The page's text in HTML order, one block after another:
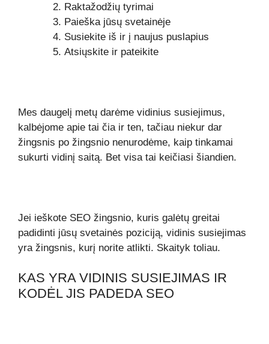
Raktažodžių tyrimai
Paieška jūsų svetainėje
Susiekite iš ir į naujus puslapius
Atsiųskite ir pateikite
Mes daugelį metų darėme vidinius susiejimus,
kalbėjome apie tai čia ir ten, tačiau niekur dar
žingsnis po žingsnio nenurodėme, kaip tinkamai
sukurti vidinį saitą. Bet visa tai keičiasi šiandien.
Jei ieškote SEO žingsnio, kuris galėtų greitai
padidinti jūsų svetainės poziciją, vidinis susiejimas
yra žingsnis, kurį norite atlikti. Skaityk toliau.
KAS YRA VIDINIS SUSIEJIMAS IR
KODĖL JIS PADEDA SEO